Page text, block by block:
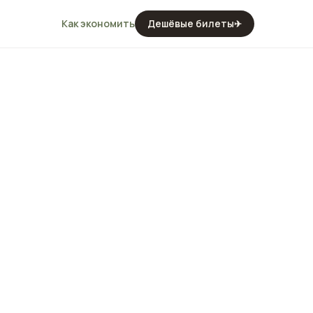
Как экономить Дешёвые билеты✈